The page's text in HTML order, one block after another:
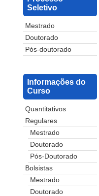
Seletivo
Mestrado
Doutorado
Pós-doutorado
Informações do
Curso
Quantitativos
Regulares
Mestrado
Doutorado
Pós-Doutorado
Bolsistas
Mestrado
Doutorado